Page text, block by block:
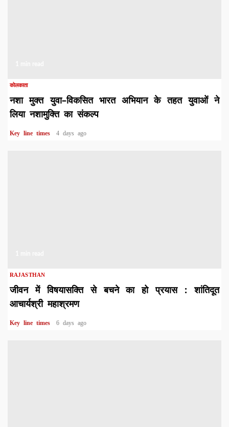
कोलकाता
नशा मुक्त युवा–विकसित भारत अभियान के तहत युवाओं ने
लिया नशामुक्ति का संकल्प
Key line times 4 days ago
RAJASTHAN
जीवन में विषयासक्ति से बचने का हो प्रयास : शांतिदूत
आचार्यश्री महाश्रमण
Key line times 6 days ago